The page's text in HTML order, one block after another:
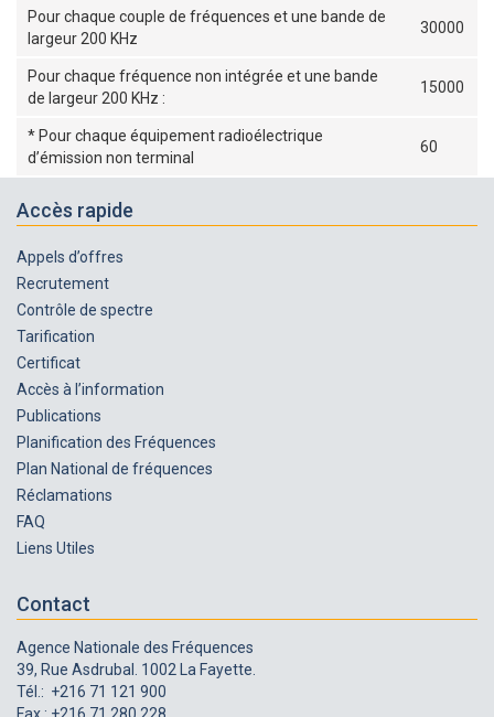
Pour chaque couple de fréquences et une bande de
largeur 200 KHz
30000
Pour chaque fréquence non intégrée et une bande
de largeur 200 KHz :
15000
* Pour chaque équipement radioélectrique
d’émission non terminal
60
Accès rapide
Appels d’offres
Recrutement
Contrôle de spectre
Tarification
Certificat
Accès à l’information
Publications
Planification des Fréquences
Plan National de fréquences
Réclamations
FAQ
Liens Utiles
Contact
Agence Nationale des Fréquences
39, Rue Asdrubal. 1002 La Fayette.
Tél.: +216 71 121 900